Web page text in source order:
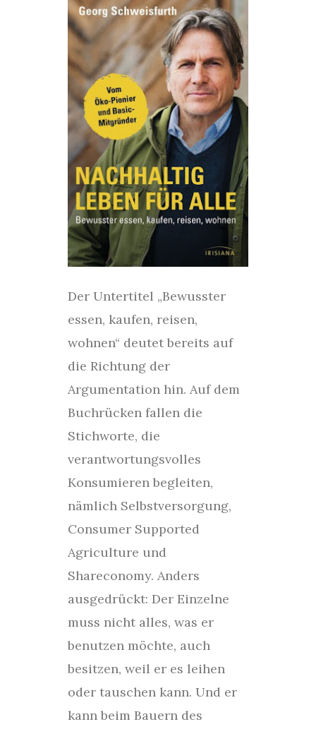
Der Untertitel „Bewusster
essen, kaufen, reisen,
wohnen“ deutet bereits auf
die Richtung der
Argumentation hin. Auf dem
Buchrücken fallen die
Stichworte, die
verantwortungsvolles
Konsumieren begleiten,
nämlich Selbstversorgung,
Consumer Supported
Agriculture und
Shareconomy. Anders
ausgedrückt: Der Einzelne
muss nicht alles, was er
benutzen möchte, auch
besitzen, weil er es leihen
oder tauschen kann. Und er
kann beim Bauern des